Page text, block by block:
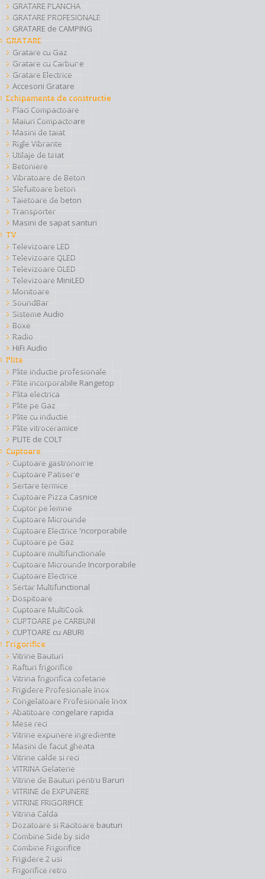
GRATARE PLANCHA
GRATARE PROFESIONALE
GRATARE de CAMPING
GRATARE
Gratare cu Gaz
Gratare cu Carbune
Gratare Electrice
Accesorii Gratare
Echipamente de constructie
Placi Compactoare
Maiuri Compactoare
Masini de taiat
Rigle Vibrante
Utilaje de taiat
Betoniere
Vibratoare de Beton
Slefuitoare beton
Taietoare de beton
Transporter
Masini de sapat santuri
TV
Televizoare LED
Televizoare QLED
Televizoare OLED
Televizoare MiniLED
Monitoare
SoundBar
Sisteme Audio
Boxe
Radio
HiFi Audio
Plite
Plite inductie profesionale
Plite incorporabile Rangetop
Plita electrica
Plite pe Gaz
Plite cu inductie
Plite vitroceramice
PLITE de COLT
Cuptoare
Cuptoare gastronomie
Cuptoare Patiserie
Sertare termice
Cuptoare Pizza Casnice
Cuptor pe lemne
Cuptoare Microunde
Cuptoare Electrice Incorporabile
Cuptoare pe Gaz
Cuptoare multifunctionale
Cuptoare Microunde Incorporabile
Cuptoare Electrice
Sertar Multifunctional
Dospitoare
Cuptoare MultiCook
CUPTOARE pe CARBUNI
CUPTOARE cu ABURI
Frigorifice
Vitrine Bauturi
Rafturi frigorifice
Vitrina frigorifica cofetarie
Frigidere Profesionale Inox
Congelatoare Profesionale Inox
Abatitoare congelare rapida
Mese reci
Vitrine expunere ingrediente
Masini de facut gheata
Vitrine calde si reci
VITRINA Gelaterie
Vitrine de Bauturi pentru Baruri
VITRINE de EXPUNERE
VITRINE FRIGORIFICE
Vitrina Calda
Dozatoare si Racitoare bauturi
Combine Side by side
Combine Frigorifice
Frigidere 2 usi
Frigorifice retro